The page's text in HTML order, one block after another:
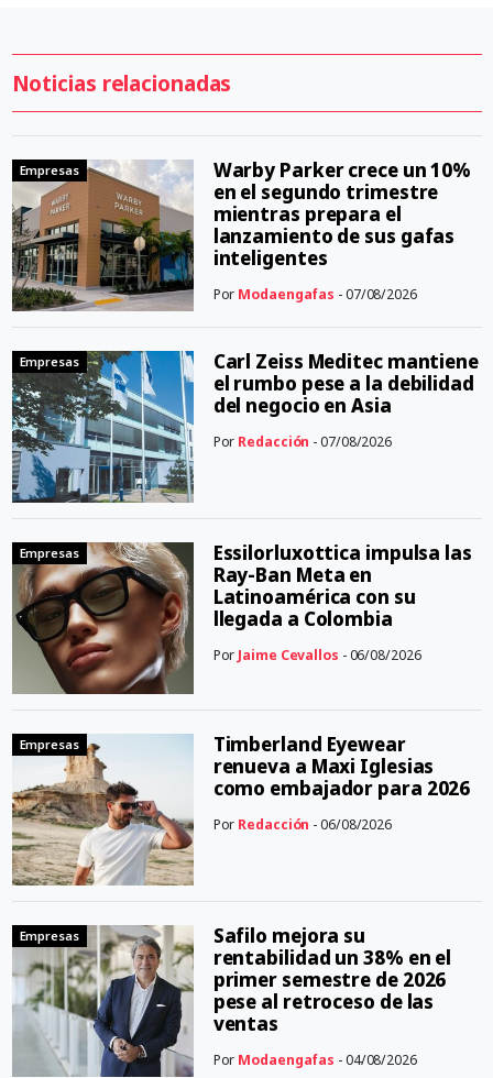
Noticias relacionadas
Empresas
Warby Parker crece un 10%
en el segundo trimestre
mientras prepara el
lanzamiento de sus gafas
inteligentes
Por Modaengafas - 07/08/2026
Empresas
Carl Zeiss Meditec mantiene
el rumbo pese a la debilidad
del negocio en Asia
Por Redacción - 07/08/2026
Empresas
Essilorluxottica impulsa las
Ray-Ban Meta en
Latinoamérica con su
llegada a Colombia
Por Jaime Cevallos - 06/08/2026
Empresas
Timberland Eyewear
renueva a Maxi Iglesias
como embajador para 2026
Por Redacción - 06/08/2026
Empresas
Safilo mejora su
rentabilidad un 38% en el
primer semestre de 2026
pese al retroceso de las
ventas
Por Modaengafas - 04/08/2026